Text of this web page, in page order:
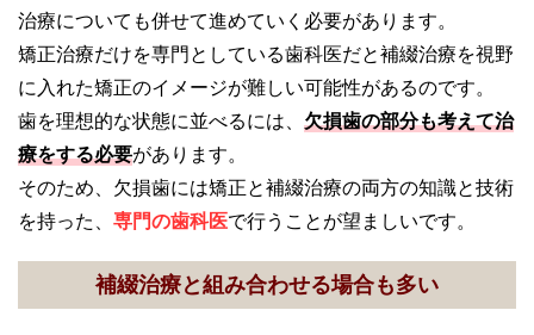
治療についても併せて進めていく必要があります。
矯正治療だけを専門としている歯科医だと補綴治療を視野
に入れた矯正のイメージが難しい可能性があるのです。
歯を理想的な状態に並べるには、 欠損歯の部分も考えて治
療をする必要があります。
そのため、欠損歯には矯正と補綴治療の両方の知識と技術
を持った、 専門の歯科医で行うことが望ましいです。
補綴治療と組み合わせる場合も多い